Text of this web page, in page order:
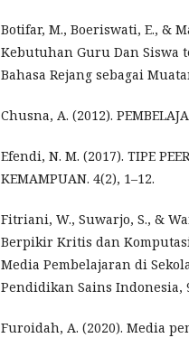
Botifar, M., Boeriswati, E., &
Kebutuhan Guru Dan Siswa
Bahasa Rejang sebagai
Chusna, A. (2012).
Efendi, N. M. (2017). TIPE
KEMAMPUAN. 4(2), 1–12.
Fitriani, W., Suwarjo, S., &
Berpikir Kritis dan
Media Pembelajaran di
Pendidikan Sains Indonesia,
Furoidah, A. (2020). Media